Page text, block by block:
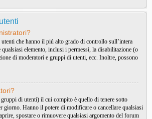
che hanno il piú alto grado di controllo sull’intera
elemento, inclusi i permessi, la disabilitazione (o
di moderatori e gruppi di utenti, ecc. Inoltre, possono
di utenti) il cui compito è quello di tenere sotto
Hanno il potere di modificare o cancellare qualsiasi
spostare o rimuovere qualsiasi argomento del forum